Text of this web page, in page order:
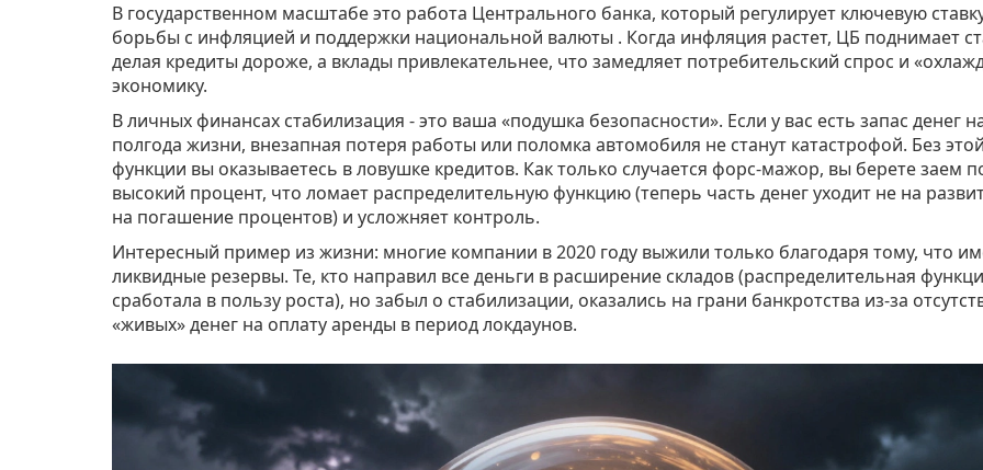
В государственном масштабе это работа Центрального банка, который регулирует ключевую
борьбы с инфляцией и поддержки национальной валюты . Когда инфляция растет, ЦБ поднимает
делая кредиты дороже, а вклады привлекательнее, что замедляет потребительский спрос и
экономику.
В личных финансах стабилизация - это ваша «подушка безопасности». Если у вас есть запас денег
полгода жизни, внезапная потеря работы или поломка автомобиля не станут катастрофой. Без этой
функции вы оказываетесь в ловушке кредитов. Как только случается форс-мажор, вы берете заем
высокий процент, что ломает распределительную функцию (теперь часть денег уходит не на
на погашение процентов) и усложняет контроль.
Интересный пример из жизни: многие компании в 2020 году выжили только благодаря тому, что
ликвидные резервы. Те, кто направил все деньги в расширение складов (распределительная
сработала в пользу роста), но забыл о стабилизации, оказались на грани банкротства из-за
«живых» денег на оплату аренды в период локдаунов.